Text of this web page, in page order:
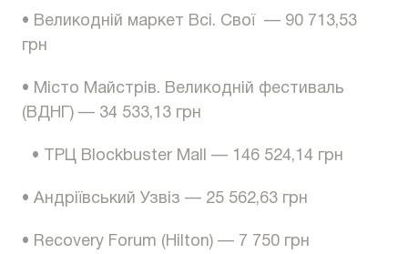
• Великодній маркет Всі. Свої — 90 713,53
грн
• Місто Майстрів. Великодній фестиваль
(ВДНГ) — 34 533,13 грн
• ТРЦ Blockbuster Mall — 146 524,14 грн
• Андріївський Узвіз — 25 562,63 грн
• Recovery Forum (Hilton) — 7 750 грн